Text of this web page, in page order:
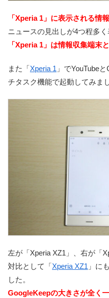
「Xperia 1」に表示される情
ニュースの見出しが4つ程多く
「Xperia 1」は情報収集端末
また「Xperia 1 」でYouTube
チタスク機能で起動してみまし
左が「Xperia XZ1」、右が「
対比として「Xperia XZ1 」に
した。
GoogleKeepの大きさが全く一